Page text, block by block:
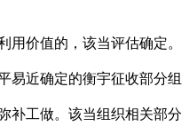
价值的，该当评估确定。
易近确定的衡宇征收部分组
补工做。该当组织相关部分